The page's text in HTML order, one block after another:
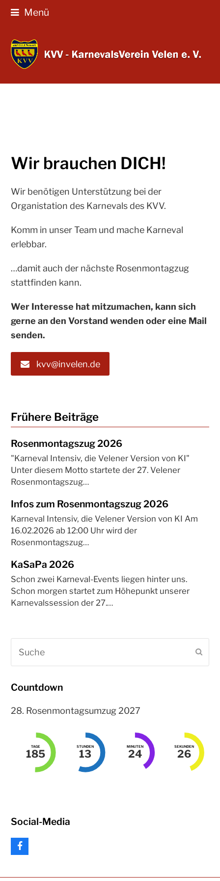
Menü
Wir brauchen DICH!
Wir benötigen Unterstützung bei der
Organistation des Karnevals des KVV.
Komm in unser Team und mache Karneval
erlebbar.
…damit auch der nächste Rosenmontagzug
stattfinden kann.
Wer Interesse hat mitzumachen, kann sich
gerne an den Vorstand wenden oder eine Mail
senden.
kvv@invelen.de
Frühere Beiträge
Rosenmontagszug 2026
"Karneval Intensiv, die Velener Version von KI"
Unter diesem Motto startete der 27. Velener
Rosenmontagszug…
Infos zum Rosenmontagszug 2026
Karneval Intensiv, die Velener Version von KI Am
16.02.2026 ab 12:00 Uhr wird der
Rosenmontagszug…
KaSaPa 2026
Schon zwei Karneval-Events liegen hinter uns.
Schon morgen startet zum Höhepunkt unserer
Karnevalssession der 27.…
Countdown
28. Rosenmontagsumzug 2027
TAGE
185
STUNDEN
13
MINUTEN
24
SEKUNDEN
26
Social-Media
F
e